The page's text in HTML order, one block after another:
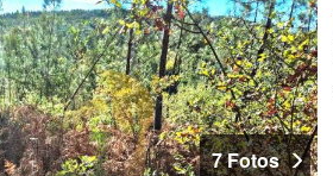
7 Fotos